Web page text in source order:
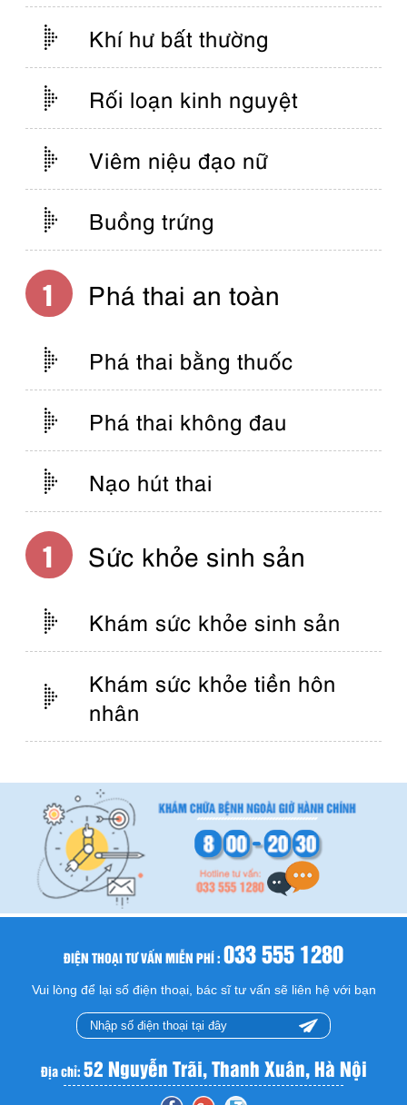
Khí hư bất thường
Rối loạn kinh nguyệt
Viêm niệu đạo nữ
Buồng trứng
Phá thai an toàn
Phá thai bằng thuốc
Phá thai không đau
Nạo hút thai
Sức khỏe sinh sản
Khám sức khỏe sinh sản
Khám sức khỏe tiền hôn
nhân
ĐIỆN THOẠI TƯ VẤN MIỄN PHÍ :033 555 1280
Vui lòng để lại số điện thoại, bác sĩ tư vấn sẽ liên hệ với bạn
Địa chỉ:52 Nguyễn Trãi, Thanh Xuân, Hà Nội